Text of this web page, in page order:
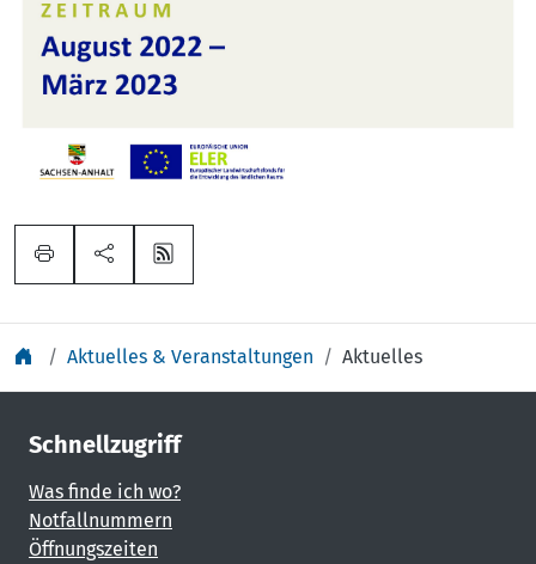
Aktuelles & Veranstaltungen Aktuelles
Schnellzugriff
Was finde ich wo?
Notfallnummern
Öffnungszeiten